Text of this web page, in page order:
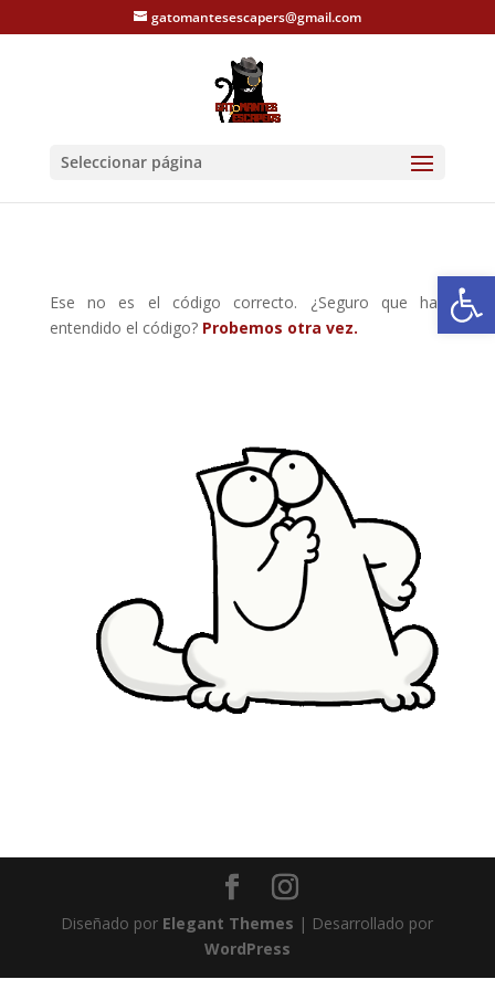
gatomantesescapers@gmail.com
Seleccionar página
Ese no es el código correcto. ¿Seguro que has
entendido el código? Probemos otra vez.
Diseñado por Elegant Themes | Desarrollado por
WordPress